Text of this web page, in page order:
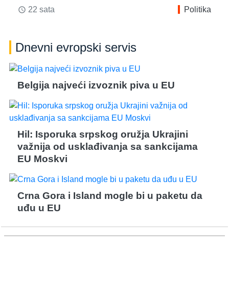
access_time 22 sata Politika
Dnevni evropski servis
Belgija najveći izvoznik piva u EU
Hil: Isporuka srpskog oružja Ukrajini
važnija od usklađivanja sa sankcijama
EU Moskvi
Crna Gora i Island mogle bi u paketu da
uđu u EU